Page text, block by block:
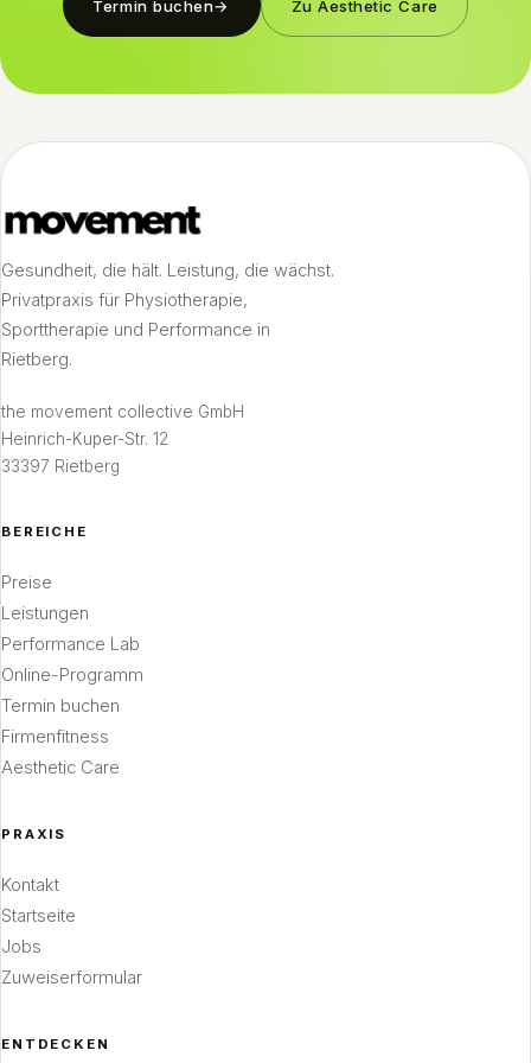
Termin buchen→ Zu Aesthetic Care
Gesundheit, die hält. Leistung, die wächst.
Privatpraxis für Physiotherapie,
Sporttherapie und Performance in
Rietberg.
the movement collective GmbH
Heinrich-Kuper-Str. 12
33397 Rietberg
BEREICHE
Preise
Leistungen
Performance Lab
Online-Programm
Termin buchen
Firmenfitness
Aesthetic Care
PRAXIS
Kontakt
Startseite
Jobs
Zuweiserformular
ENTDECKEN